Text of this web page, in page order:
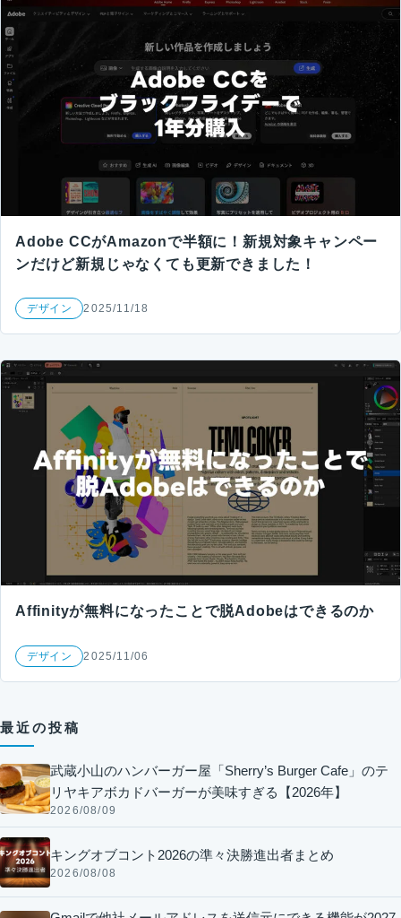
Adobe CCがAmazonで半額に！新規対象キャンペー
ンだけど新規じゃなくても更新できました！
デザイン 2025/11/18
Affinityが無料になったことで脱Adobeはできるのか
デザイン 2025/11/06
最近の投稿
武蔵小山のハンバーガー屋「Sherry’s Burger Cafe」のテ
リヤキアボカドバーガーが美味すぎる【2026年】
2026/08/09
キングオブコント2026の準々決勝進出者まとめ
2026/08/08